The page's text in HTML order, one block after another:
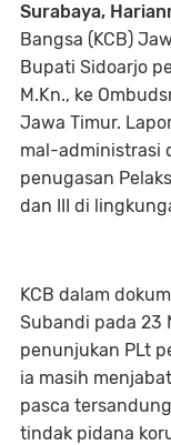
Surabaya,
Bangsa (KCB)
Bupati Sidoarjo
M.Kn., ke
Jawa Timur.
mal-administrasi
penugasan
dan III di
KCB dalam
Subandi pada 23
penunjukan PLt
ia masih
pasca
tindak pidana